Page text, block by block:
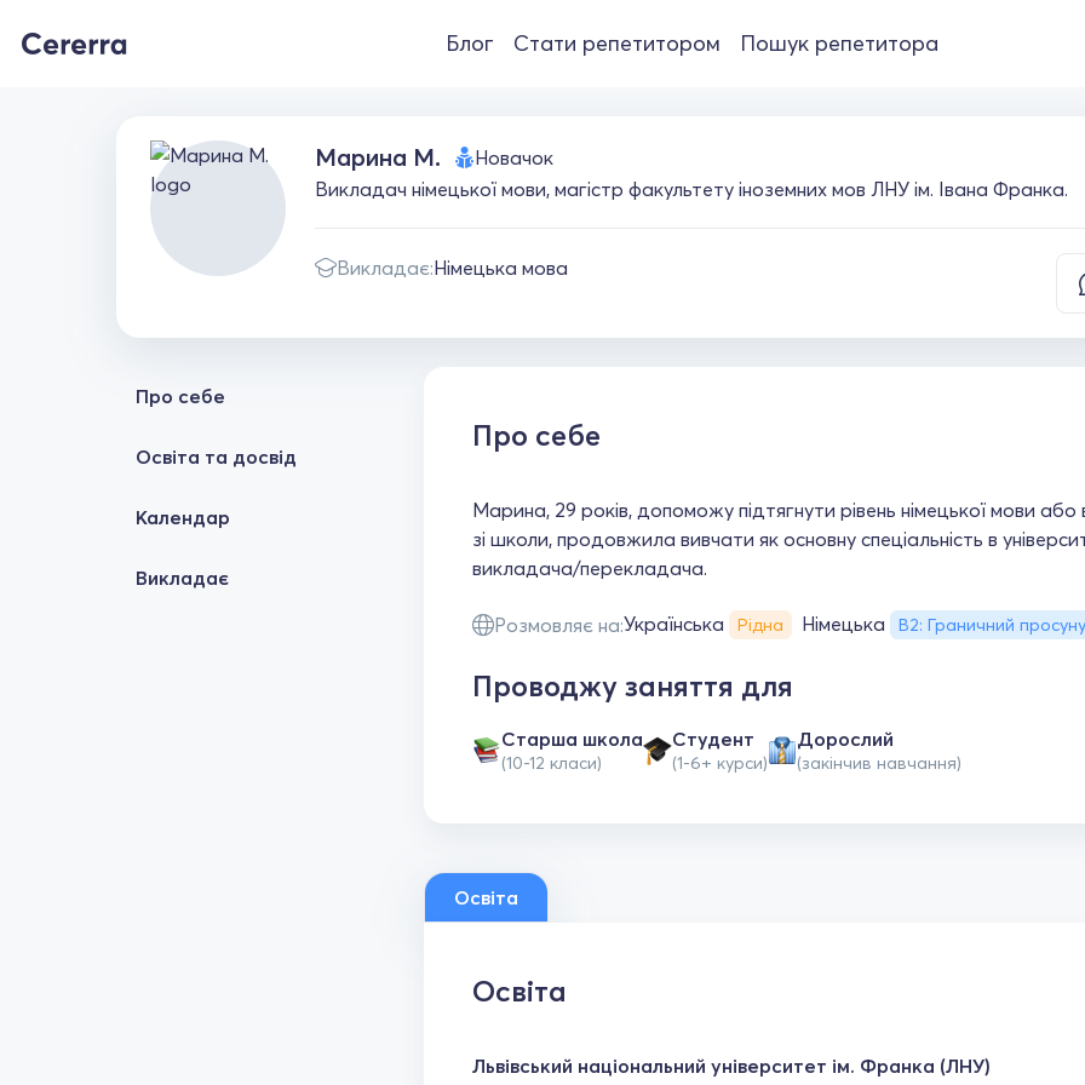
Блог Стати репетитором Пошук репетитора
Марина М.
Новачок
Викладач німецької мови, магістр факультету іноземних мов ЛНУ ім. Івана Франка.
Викладає:Німецька мова
Про себе
Освіта та досвід
Календар
Викладає
Про себе
Марина, 29 років, допоможу підтягнути рівень німецької мови
зі школи, продовжила вивчати як основну спеціальність в
викладача/перекладача.
Розмовляє на:Українська Рідна Німецька B2: Граничний
Проводжу заняття для
Старша школа
(10-12 класи)
Студент
(1-6+ курси)
Дорослий
(закінчив навчання)
Освіта
Освіта
Львівський національний університет ім. Франка (ЛНУ)